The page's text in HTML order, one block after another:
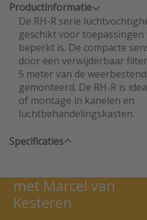
Productinformatie
De RH-R serie
geschikt voor
beperkt is. De compacte
door een verwijderbaar
5 meter van de
gemonteerd. De RH-R is
of montage in kanelen en
luchtbehandelingskasten.
Specificaties
met Marcel van
Kesteren